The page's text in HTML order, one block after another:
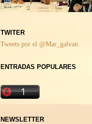
TWITER
Tweets por el @Mar_galvan.
ENTRADAS POPULARES
NEWSLETTER